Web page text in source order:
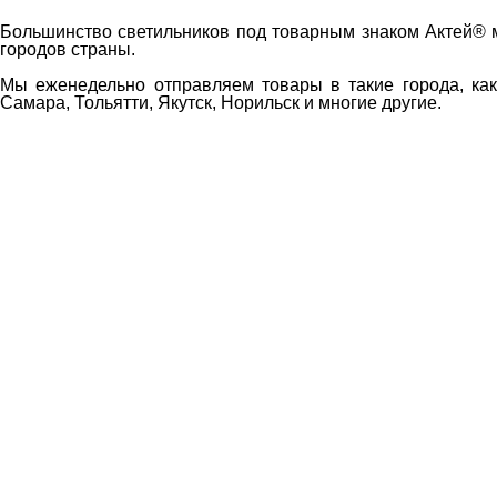
Большинство светильников под товарным знаком
городов страны.
Мы еженедельно отправляем товары в такие города,
Самара, Тольятти, Якутск, Норильск и многие другие.